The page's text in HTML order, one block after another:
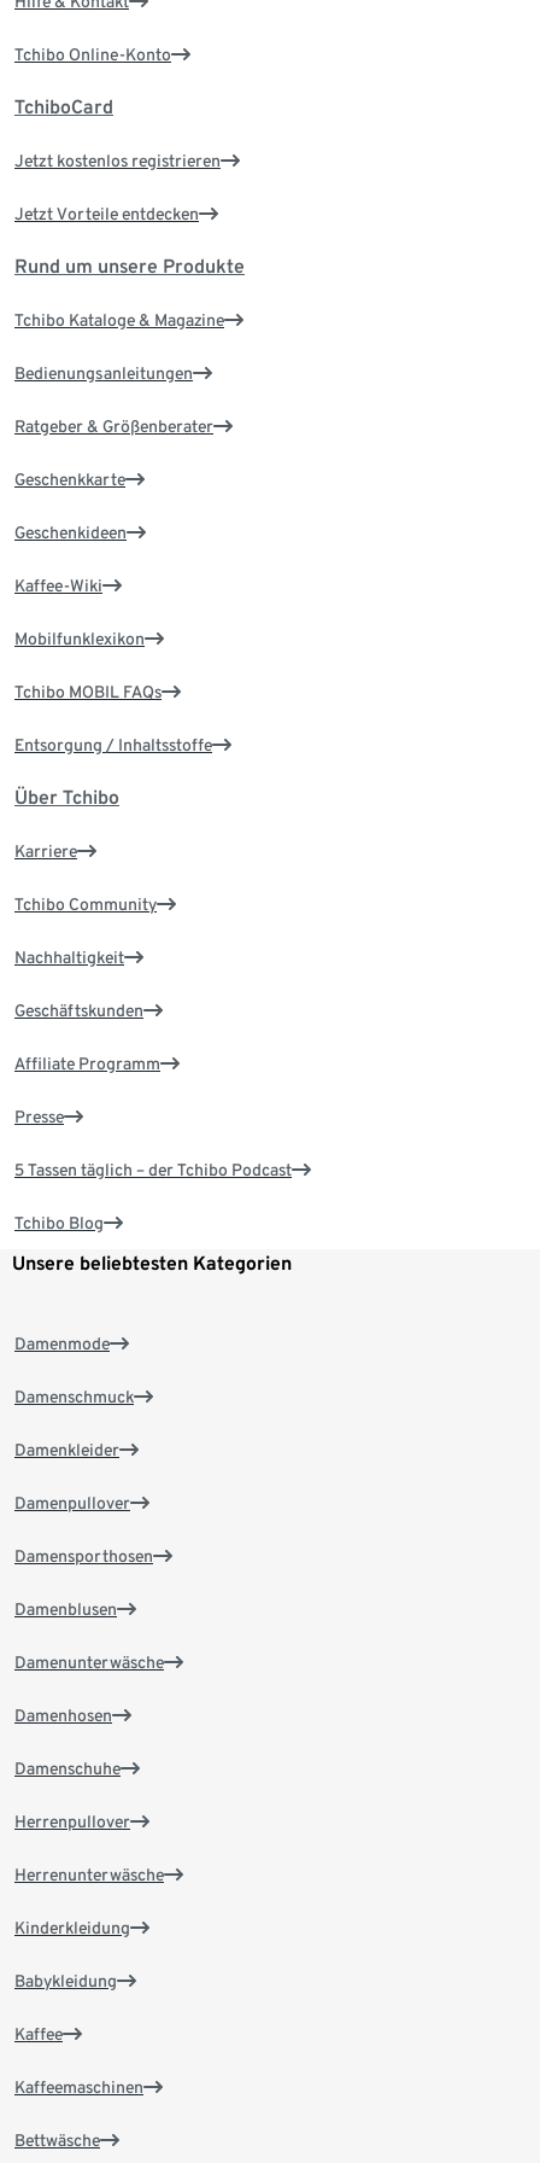
Tchibo Online-Konto
TchiboCard
Jetzt kostenlos registrieren
Jetzt Vorteile entdecken
Rund um unsere Produkte
Tchibo Kataloge & Magazine
Bedienungsanleitungen
Ratgeber & Größenberater
Geschenkkarte
Geschenkideen
Kaffee-Wiki
Mobilfunklexikon
Tchibo MOBIL FAQs
Entsorgung / Inhaltsstoffe
Über Tchibo
Karriere
Tchibo Community
Nachhaltigkeit
Geschäftskunden
Affiliate Programm
Presse
5 Tassen täglich – der Tchibo Podcast
Tchibo Blog
Unsere beliebtesten Kategorien
Damenmode
Damenschmuck
Damenkleider
Damenpullover
Damensporthosen
Damenblusen
Damenunterwäsche
Damenhosen
Damenschuhe
Herrenpullover
Herrenunterwäsche
Kinderkleidung
Babykleidung
Kaffee
Kaffeemaschinen
Bettwäsche